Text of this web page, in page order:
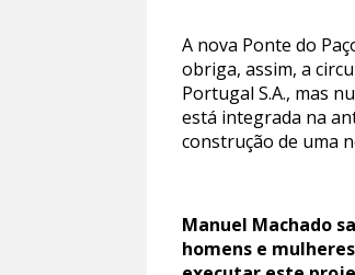
A nova Ponte do
obriga, assim, a
Portugal S.A., mas
está integrada na
construção de uma
Manuel Machado
homens e